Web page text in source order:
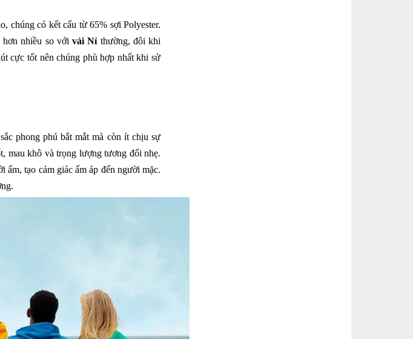
chúng có kết cấu từ 65% sợi Polyester.
hơn nhiều so vớivải Nỉ thường, đôi khi
cực tốt nên chúng phù hợp nhất khi sử
phong phú bắt mắt mà còn ít chịu sự
mau khô và trọng lượng tương đối nhẹ.
tạo cảm giác ấm áp đến người mặc.